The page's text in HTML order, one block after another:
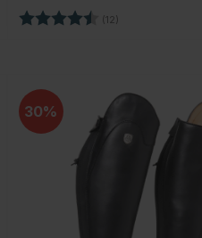
Bewertung: (12)
30